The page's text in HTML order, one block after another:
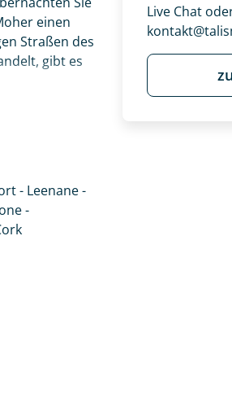
Live Chat
einen
Straßen des
gibt es
Fjord
- dem Wild
- Leenane -
- Teilen Sie uns Ihre
besprechen. Gemeinsam